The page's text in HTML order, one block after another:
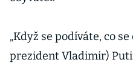
„Když se podíváte, co
prezident Vladimir)